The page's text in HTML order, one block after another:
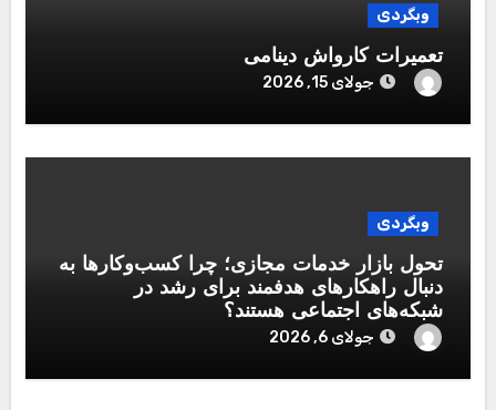
وبگردی
تعمیرات کارواش دینامی
جولای 15, 2026
وبگردی
تحول بازار خدمات مجازی؛ چرا کسب‌وکارها به
دنبال راهکارهای هدفمند برای رشد در
شبکه‌های اجتماعی هستند؟
جولای 6, 2026